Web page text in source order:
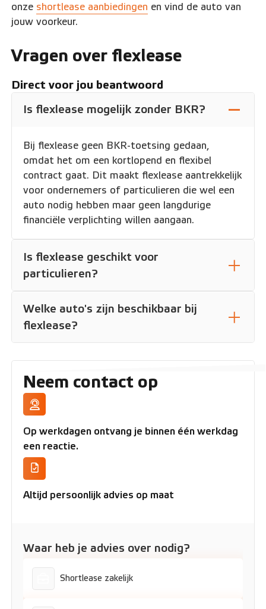
onze shortlease aanbiedingen en vind de auto van
jouw voorkeur.
Vragen over flexlease
Direct voor jou beantwoord
Is flexlease mogelijk zonder BKR?
Bij flexlease geen BKR-toetsing gedaan,
omdat het om een kortlopend en flexibel
contract gaat. Dit maakt flexlease aantrekkelijk
voor ondernemers of particulieren die wel een
auto nodig hebben maar geen langdurige
financiële verplichting willen aangaan.
Is flexlease geschikt voor
particulieren?
Welke auto's zijn beschikbaar bij
flexlease?
Neem contact op
Op werkdagen ontvang je binnen één werkdag
een reactie.
Altijd persoonlijk advies op maat
Waar heb je advies over nodig?
Shortlease zakelijk